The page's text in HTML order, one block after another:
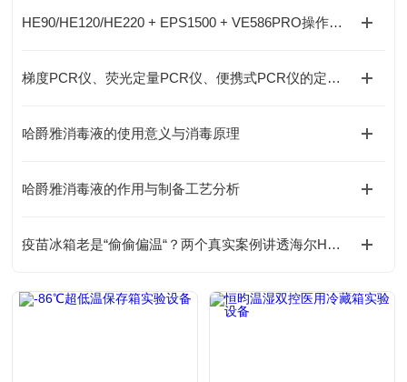
HE90/HE120/HE220 + EPS1500 + VE586PRO操作使用全覆盖
梯度PCR仪、荧光定量PCR仪、便携式PCR仪的定位与选型
哈爵雅消毒液的使用意义与消毒原理
哈爵雅消毒液的作用与制备工艺分析
疫苗冰箱老是“偷偷偏温“？两个真实案例讲透海尔HYCD-469A和HYC-310A